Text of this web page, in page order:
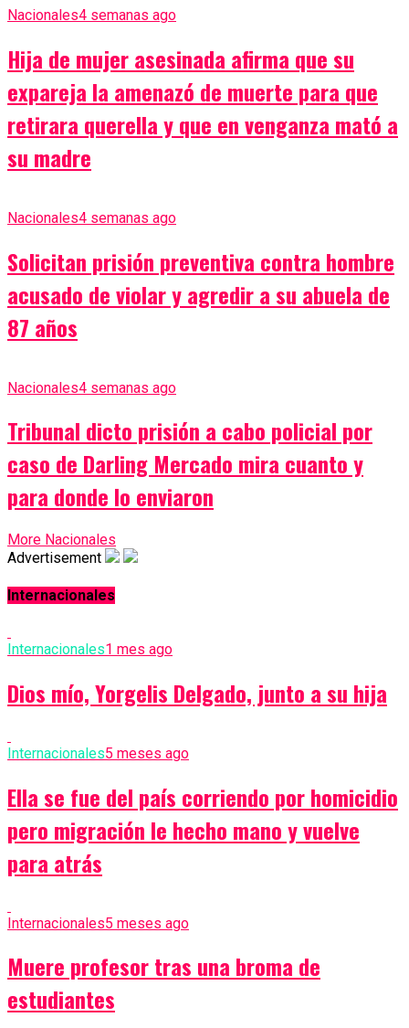
Nacionales4 semanas ago
Hija de mujer asesinada afirma que su
expareja la amenazó de muerte para que
retirara querella y que en venganza mató a
su madre
Nacionales4 semanas ago
Solicitan prisión preventiva contra hombre
acusado de violar y agredir a su abuela de
87 años
Nacionales4 semanas ago
Tribunal dicto prisión a cabo policial por
caso de Darling Mercado mira cuanto y
para donde lo enviaron
More Nacionales
Advertisement
Internacionales
Internacionales1 mes ago
Dios mío, Yorgelis Delgado, junto a su hija
Internacionales5 meses ago
Ella se fue del país corriendo por homicidio
pero migración le hecho mano y vuelve
para atrás
Internacionales5 meses ago
Muere profesor tras una broma de
estudiantes